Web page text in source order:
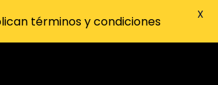
términos y condiciones X